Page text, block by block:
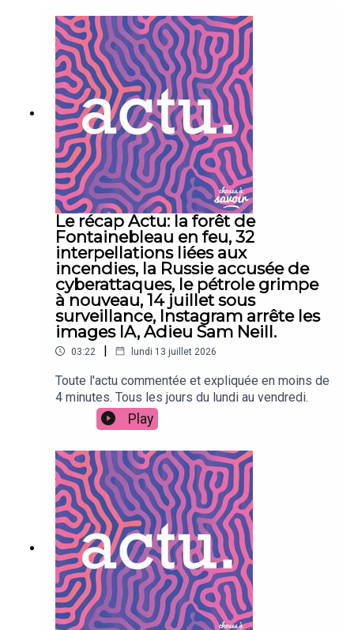
Le récap Actu: la forêt de
Fontainebleau en feu, 32
interpellations liées aux
incendies, la Russie accusée de
cyberattaques, le pétrole grimpe
à nouveau, 14 juillet sous
surveillance, Instagram arrête les
images IA, Adieu Sam Neill.
03:22 | lundi 13 juillet 2026
Toute l'actu commentée et expliquée en moins de
4 minutes. Tous les jours du lundi au vendredi.
Play